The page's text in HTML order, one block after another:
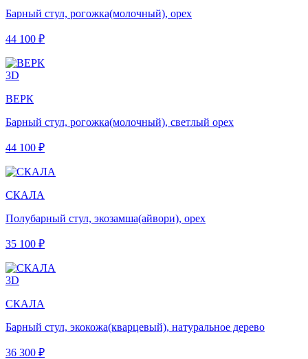
Барный стул, рогожка(молочный), орех
44 100 ₽
3D
ВЕРК
Барный стул, рогожка(молочный), светлый орех
44 100 ₽
СКАЛА
Полубарный стул, экозамша(айвори), орех
35 100 ₽
3D
СКАЛА
Барный стул, экокожа(кварцевый), натуральное дерево
36 300 ₽